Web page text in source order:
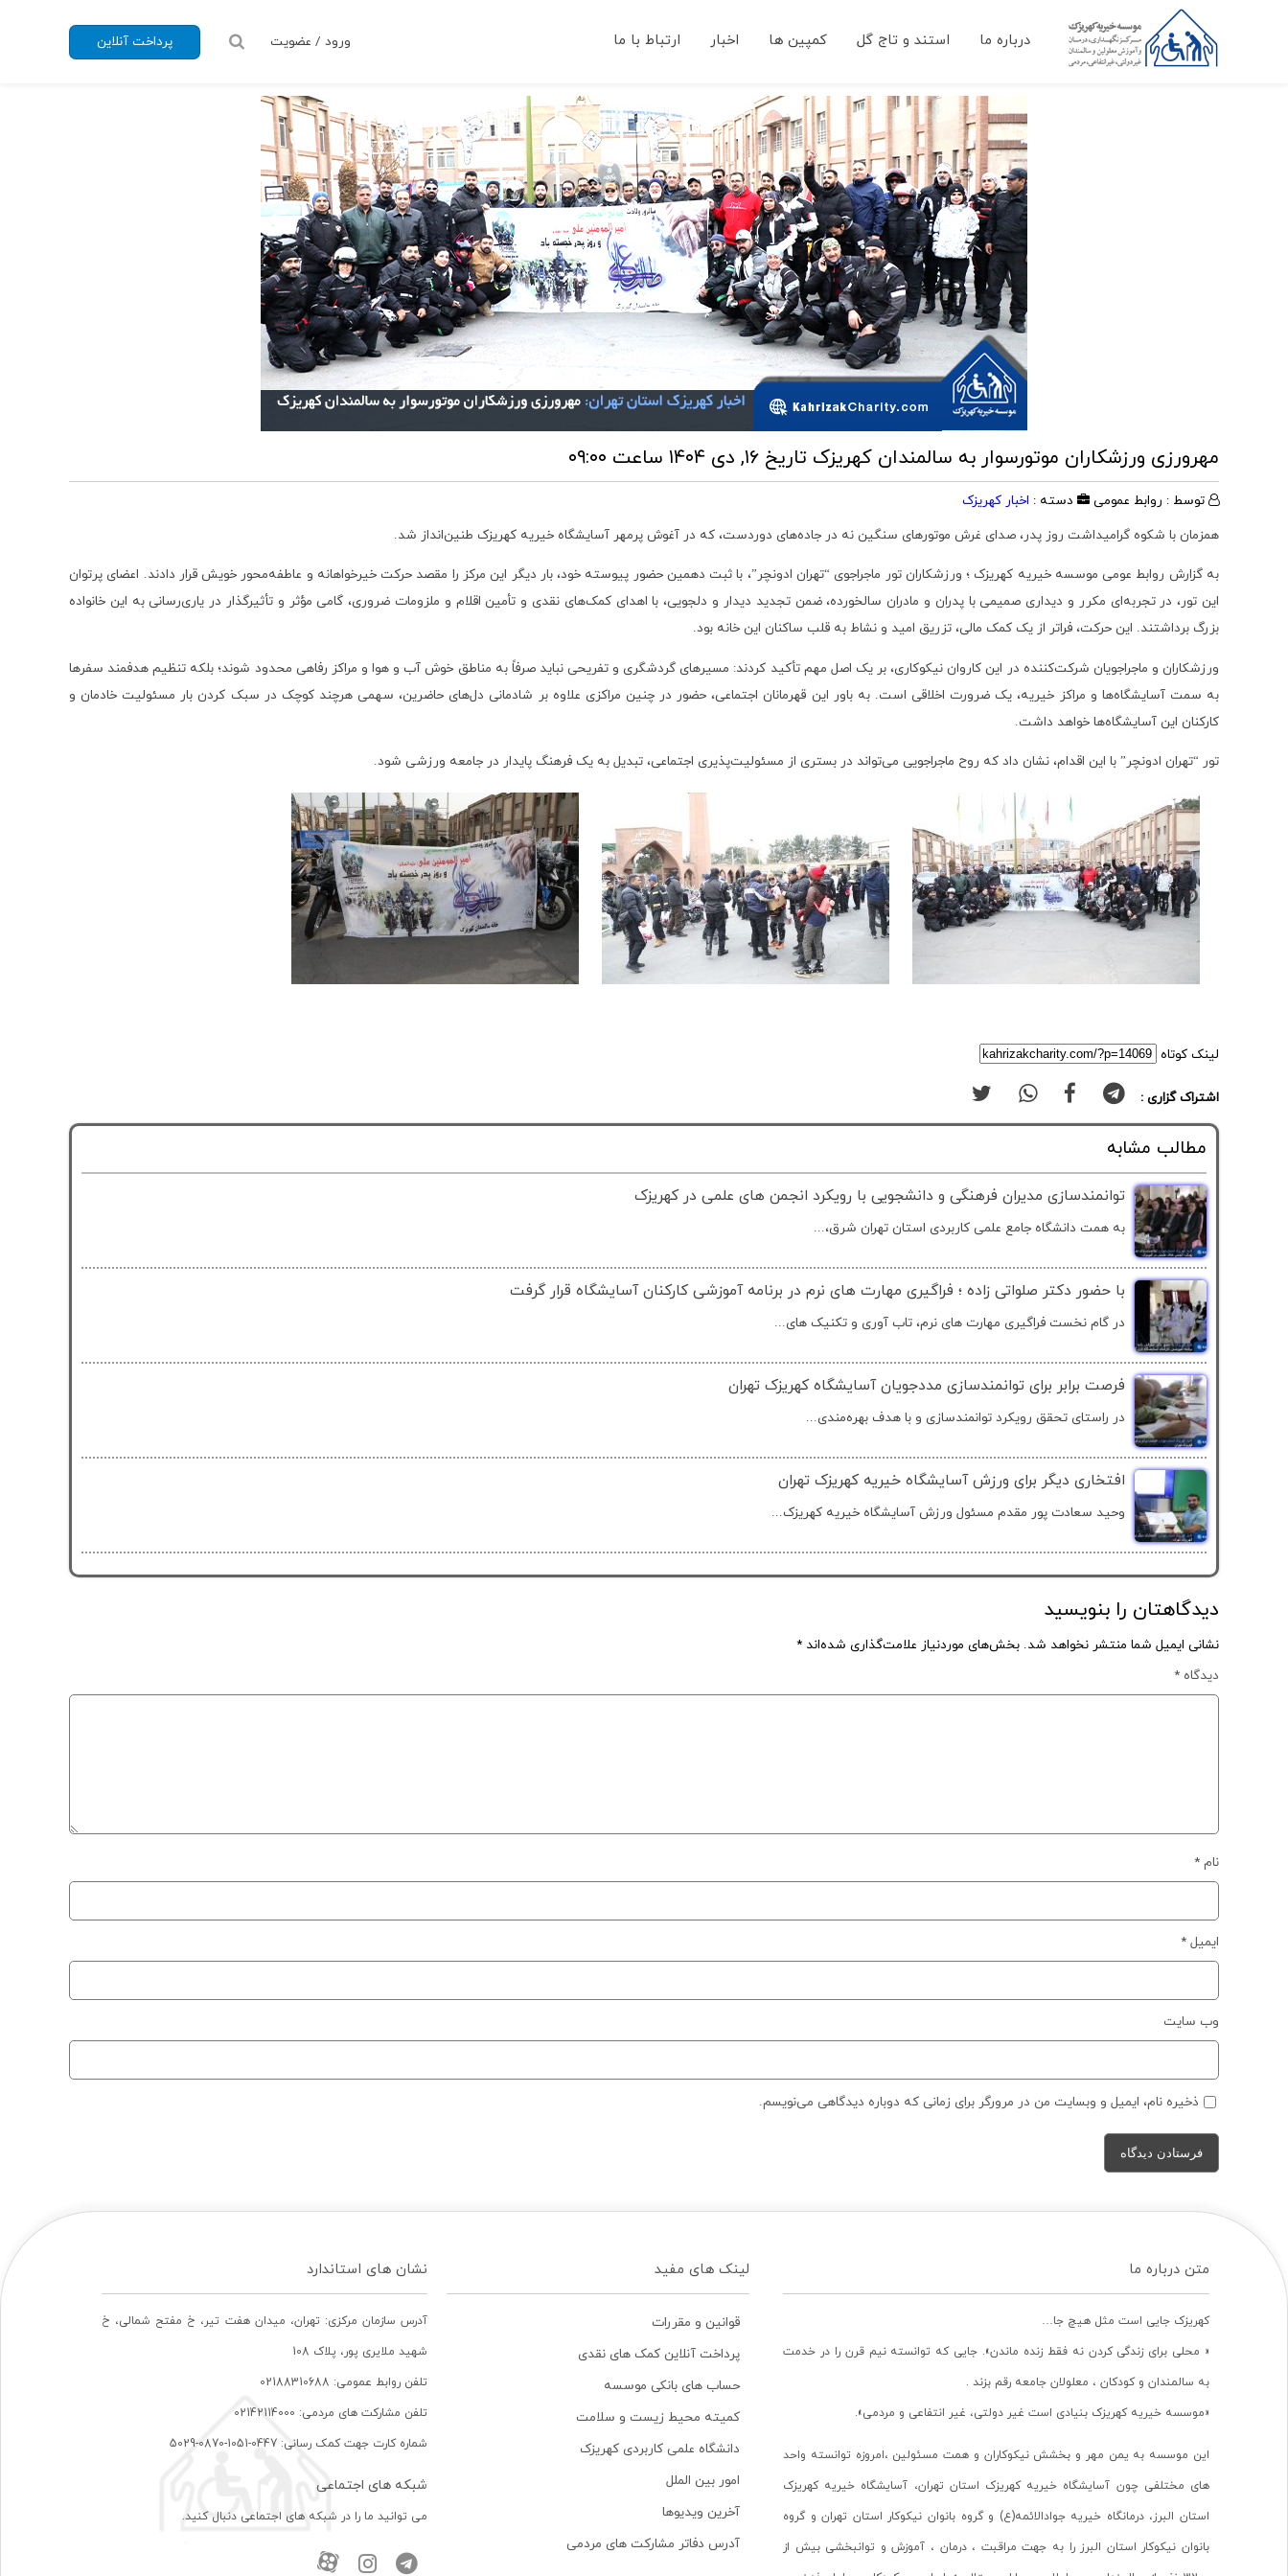
درباره ما استند و تاج گل کمپین ها اخبار ارتباط با ما پرداخت آنلاین ورود / عضویت
مهرورزی ورزشکاران موتورسوار به سالمندان کهریزک تاریخ ۱۶, دی ۱۴۰۴ ساعت ۰۹:۰۰
توسط : روابط عمومی دسته : اخبار کهریزک
همزمان با شکوه گرامیداشت روز پدر، صدای غرش موتورهای سنگین نه در جاده‌های دوردست، که در آغوش پرمهر آسایشگاه خیریه کهریزک طنین‌انداز شد.
به گزارش روابط عومی موسسه خیریه کهریزک ؛ ورزشکاران تور ماجراجوی “تهران ادونچر”، با ثبت دهمین حضور پیوسته خود، بار دیگر این مرکز را مقصد حرکت خیرخواهانه و عاطفه‌محور خویش قرار دادند. اعضای پرتوان
این تور، در تجربه‌ای مکرر و دیداری صمیمی با پدران و مادران سالخورده، ضمن تجدید دیدار و دلجویی، با اهدای کمک‌های نقدی و تأمین اقلام و ملزومات ضروری، گامی مؤثر و تأثیرگذار در یاری‌رسانی به این خانواده
بزرگ برداشتند. این حرکت، فراتر از یک کمک مالی، تزریق امید و نشاط به قلب ساکنان این خانه بود.
ورزشکاران و ماجراجویان شرکت‌کننده در این کاروان نیکوکاری، بر یک اصل مهم تأکید کردند: مسیرهای گردشگری و تفریحی نباید صرفاً به مناطق خوش آب و هوا و مراکز رفاهی محدود شوند؛ بلکه تنظیم هدفمند سفرها
به سمت آسایشگاه‌ها و مراکز خیریه، یک ضرورت اخلاقی است. به باور این قهرمانان اجتماعی، حضور در چنین مراکزی علاوه بر شادمانی دل‌های حاضرین، سهمی هرچند کوچک در سبک کردن بار مسئولیت خادمان و
کارکنان این آسایشگاه‌ها خواهد داشت.
تور “تهران ادونچر” با این اقدام، نشان داد که روح ماجراجویی می‌تواند در بستری از مسئولیت‌پذیری اجتماعی، تبدیل به یک فرهنگ پایدار در جامعه ورزشی شود.
لینک کوتاه
اشتراک گزاری :
مطالب مشابه
توانمندسازی مدیران فرهنگی و دانشجویی با رویکرد انجمن های علمی در کهریزک
به همت دانشگاه جامع علمی کاربردی استان تهران شرق،...
با حضور دکتر صلواتی زاده ؛ فراگیری مهارت های نرم در برنامه آموزشی کارکنان آسایشگاه قرار گرفت
در گام نخست فراگیری مهارت های نرم، تاب آوری و تکنیک های...
فرصت برابر برای توانمندسازی مددجویان آسایشگاه کهریزک تهران
در راستای تحقق رویکرد توانمندسازی و با هدف بهره‌مندی...
افتخاری دیگر برای ورزش آسایشگاه خیریه کهریزک تهران
وحید سعادت پور مقدم مسئول ورزش آسایشگاه خیریه کهریزک...
دیدگاهتان را بنویسید
نشانی ایمیل شما منتشر نخواهد شد. بخش‌های موردنیاز علامت‌گذاری شده‌اند *
دیدگاه *
نام *
ایمیل *
وب‌ سایت
ذخیره نام، ایمیل و وبسایت من در مرورگر برای زمانی که دوباره دیدگاهی می‌نویسم.
متن درباره ما
کهریزک جایی است مثل هیچ جا…
« محلی برای زندگی کردن نه فقط زنده ماندن». جایی که توانسته نیم قرن را در خدمت
به سالمندان و کودکان ، معلولان جامعه رقم بزند .
«موسسه خیریه کهریزک بنیادی است غیر دولتی، غیر انتفاعی و مردمی».
این موسسه به یمن مهر و بخشش نیکوکاران و همت مسئولین ،امروزه توانسته واحد
های مختلفی چون آسایشگاه خیریه کهریزک استان تهران، آسایشگاه خیریه کهریزک
استان البرز، درمانگاه خیریه جوادالائمه(ع) و گروه بانوان نیکوکار استان تهران و گروه
بانوان نیکوکار استان البرز را به جهت مراقبت ، درمان ، آموزش و توانبخشی بیش از
لینک های مفید
قوانین و مقررات
پرداخت آنلاین کمک های نقدی
حساب های بانکی موسسه
کمیته محیط زیست و سلامت
دانشگاه علمی کاربردی کهریزک
امور بین الملل
آخرین ویدیوها
آدرس دفاتر مشارکت های مردمی
نشان های استاندارد
آدرس سازمان مرکزی: تهران، ميدان هفت تير، خ مفتح شمالی، خ
شهيد ملايری پور، پلاک 108
تلفن روابط عمومی: 02188310688
تلفن مشارکت های مردمی: 02142114000
شماره کارت جهت کمک رسانی: 0447-1051-0870-5029
شبکه های اجتماعی
می توانید ما را در شبکه های اجتماعی دنبال کنید.